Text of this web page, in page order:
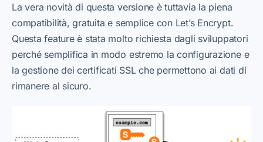
La vera novità di questa versione è tuttavia la piena
compatibilità, gratuita e semplice con Let’s Encrypt.
Questa feature è stata molto richiesta dagli sviluppatori
perché semplifica in modo estremo la configurazione e
la gestione dei certificati SSL che permettono ai dati di
rimanere al sicuro.